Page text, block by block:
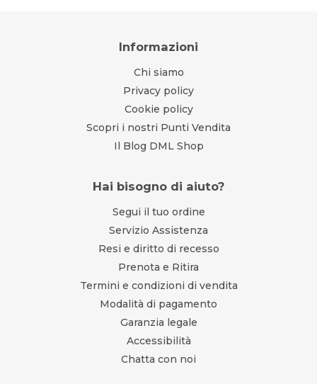
Informazioni
Chi siamo
Privacy policy
Cookie policy
Scopri i nostri Punti Vendita
Il Blog DML Shop
Hai bisogno di aiuto?
Segui il tuo ordine
Servizio Assistenza
Resi e diritto di recesso
Prenota e Ritira
Termini e condizioni di vendita
Modalità di pagamento
Garanzia legale
Accessibilità
Chatta con noi